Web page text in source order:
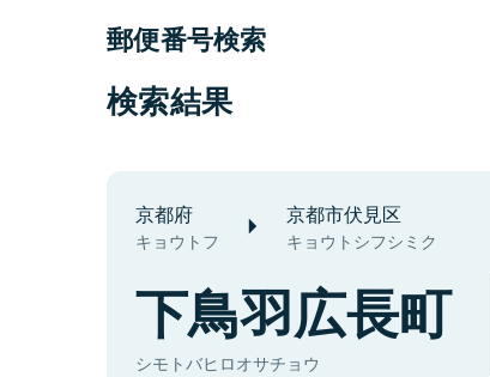
郵便番号検索
検索結果
京都府
キョウトフ
京都市伏見区
キョウトシフシミク
下鳥羽広長町
シモトバヒロオサチョウ